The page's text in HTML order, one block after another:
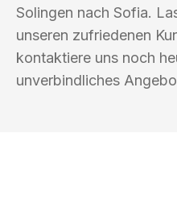
Solingen nach Sofia.
unseren zufriedenen
kontaktiere uns noch
unverbindliches